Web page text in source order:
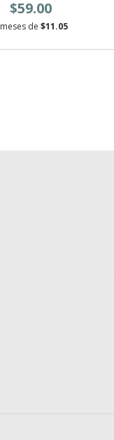
$59.00
meses de $11.05